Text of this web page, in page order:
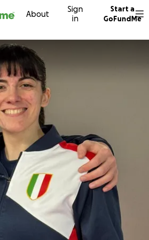
About
Sign
in
Start a
GoFundMe